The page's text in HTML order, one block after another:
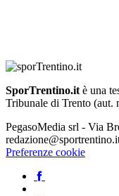
SporTrentino.it è una
Tribunale di Trento (aut.
PegasoMedia srl - Via
Preferenze cookie